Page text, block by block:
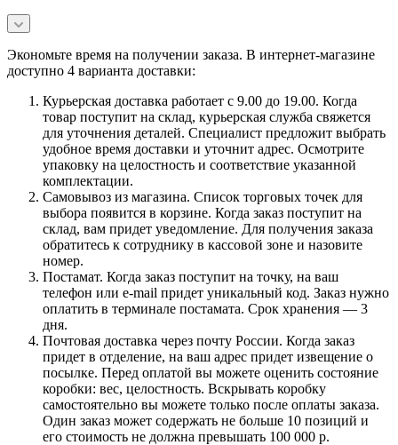
Экономьте время на получении заказа. В интернет-магазине
доступно 4 варианта доставки:
Курьерская доставка работает с 9.00 до 19.00. Когда
товар поступит на склад, курьерская служба свяжется
для уточнения деталей. Специалист предложит выбрать
удобное время доставки и уточнит адрес. Осмотрите
упаковку на целостность и соответствие указанной
комплектации.
Самовывоз из магазина. Список торговых точек для
выбора появится в корзине. Когда заказ поступит на
склад, вам придет уведомление. Для получения заказа
обратитесь к сотруднику в кассовой зоне и назовите
номер.
Постамат. Когда заказ поступит на точку, на ваш
телефон или e-mail придет уникальный код. Заказ нужно
оплатить в терминале постамата. Срок хранения — 3
дня.
Почтовая доставка через почту России. Когда заказ
придет в отделение, на ваш адрес придет извещение о
посылке. Перед оплатой вы можете оценить состояние
коробки: вес, целостность. Вскрывать коробку
самостоятельно вы можете только после оплаты заказа.
Один заказ может содержать не больше 10 позиций и
его стоимость не должна превышать 100 000 р.